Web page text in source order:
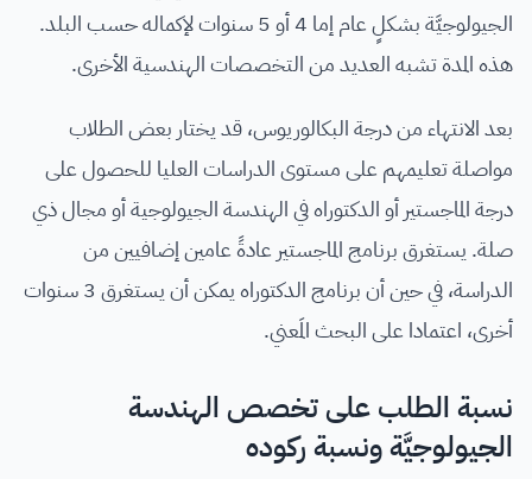
الجيولوجيَّة بشكلٍ عام إما 4 أو 5 سنوات لإكماله حسب البلد.
هذه المدة تشبه العديد من التخصصات الهندسية الأخرى.
بعد الانتهاء من درجة البكالوريوس، قد يختار بعض الطلاب
مواصلة تعليمهم على مستوى الدراسات العليا للحصول على
درجة الماجستير أو الدكتوراه في الهندسة الجيولوجية أو مجال ذي
صلة. يستغرق برنامج الماجستير عادةً عامين إضافيين من
الدراسة، في حين أن برنامج الدكتوراه يمكن أن يستغرق 3 سنوات
أخرى، اعتمادا على البحث المَعني.
نسبة الطلب على تخصص الهندسة
الجيولوجيَّة ونسبة ركوده